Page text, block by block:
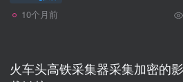
10个月前
火车头高铁采集器采集加密的